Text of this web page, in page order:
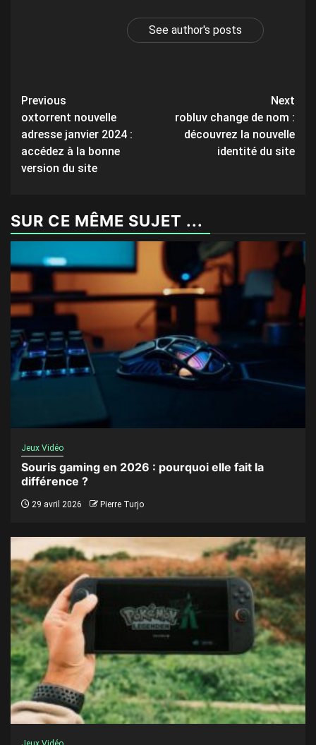
See author's posts
Post
navigation
Previous
oxtorrent nouvelle
adresse janvier 2024 :
accédez à la bonne
version du site
Next
robluv change de nom :
découvrez la nouvelle
identité du site
SUR CE MÊME SUJET ...
Jeux Vidéo
Souris gaming en 2026 : pourquoi elle fait la
différence ?
29 avril 2026 Pierre Turjo